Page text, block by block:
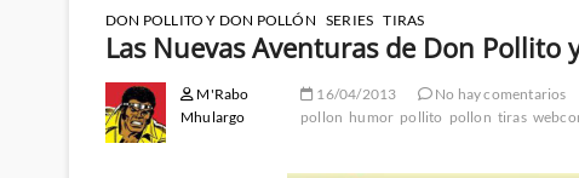
DON POLLITO Y DON POLLÓN SERIES TIRAS
Las Nuevas Aventuras de Don Pollito
M'Rabo
Mhulargo
16/04/2013 No hay comentarios
pollon humor pollito pollon tiras